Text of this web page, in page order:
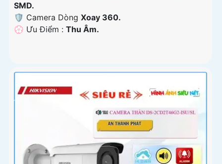
SMD.
🛡 Camera Dòng Xoay 360.
️💮 Ưu Điểm : Thu Âm.